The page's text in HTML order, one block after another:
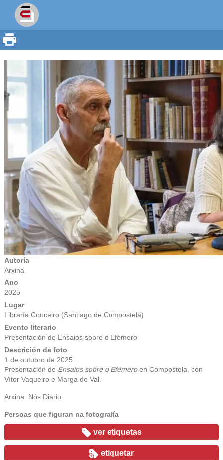
Autoría
Arxina
Ano
2025
Lugar
Libraría Couceiro (Santiago de Compostela)
Evento literario
Presentación de Ensaios sobre o Efémero
Descrición da foto
1 de outubro de 2025
Presentación de Ensaios sobre o Efémeroen Compostela, con
Vítor Vaqueiro e Marga do Val.
Arxina. Nós Diario
Persoas que figuran na fotografía
ver etiquetas
etiquetar